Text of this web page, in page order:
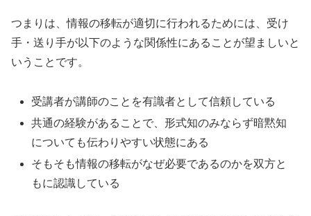
つまりは、情報の移転が適切に行われるためには、受け
手・送り手が以下のような関係性にあることが望ましいと
いうことです。
受講者が講師のことを有識者として信頼している
共通の経験があることで、形式知のみならず暗黙知
についても伝わりやすい状態にある
そもそも情報の移転がなぜ必要であるのかを双方と
もに認識している